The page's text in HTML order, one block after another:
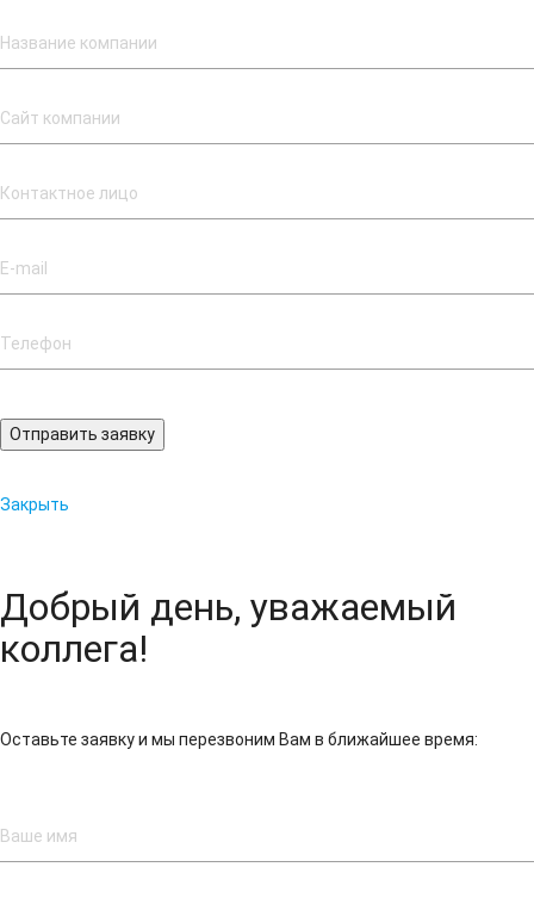
Отправить заявку
Закрыть
Добрый день, уважаемый
коллега!
Оставьте заявку и мы перезвоним Вам в ближайшее время: